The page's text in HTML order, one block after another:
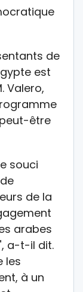
de
est
Valero,
être
souci
de la
arabes
a-t-il dit.
les
à un